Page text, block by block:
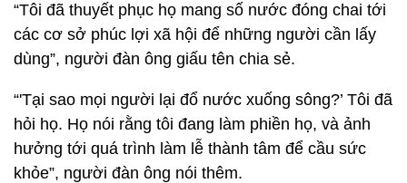
“Tôi đã thuyết phục họ mang số nước đóng chai tới
các cơ sở phúc lợi xã hội để những người cần lấy
dùng”, người đàn ông giấu tên chia sẻ.
“'Tại sao mọi người lại đổ nước xuống sông?’ Tôi đã
hỏi họ. Họ nói rằng tôi đang làm phiền họ, và ảnh
hưởng tới quá trình làm lễ thành tâm để cầu sức
khỏe”, người đàn ông nói thêm.